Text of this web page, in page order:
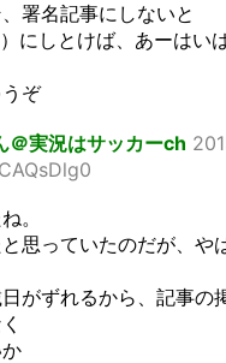
署名記事にしないと
にしとけば、あーはい
ぞ
＠実況はサッカーch
。
思っていたのだが、や
がずれるから、記事の